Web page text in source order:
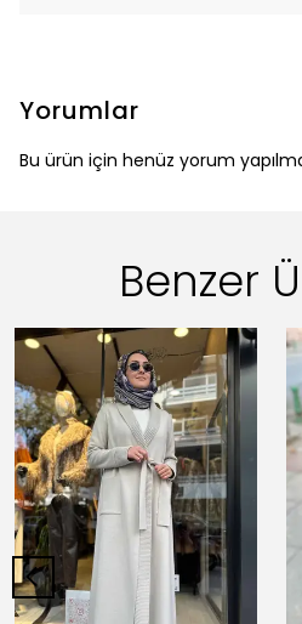
Yorumlar
Bu ürün için henüz yorum
Benzer